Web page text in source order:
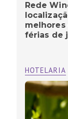
Rede
melhores
férias de
HOTELARIA